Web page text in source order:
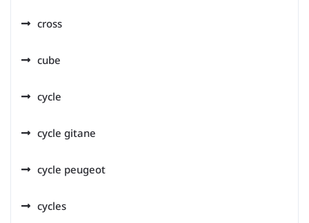
cross
cube
cycle
cycle gitane
cycle peugeot
cycles